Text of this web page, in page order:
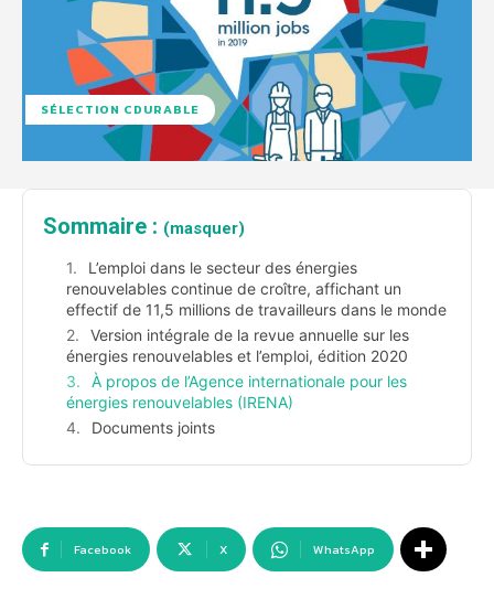
SÉLECTION CDURABLE
Sommaire : (masquer)
L’emploi dans le secteur des énergies
renouvelables continue de croître, affichant un
effectif de 11,5 millions de travailleurs dans le monde
Version intégrale de la revue annuelle sur les
énergies renouvelables et l’emploi, édition 2020
À propos de l’Agence internationale pour les
énergies renouvelables (IRENA)
Documents joints
Facebook X WhatsApp